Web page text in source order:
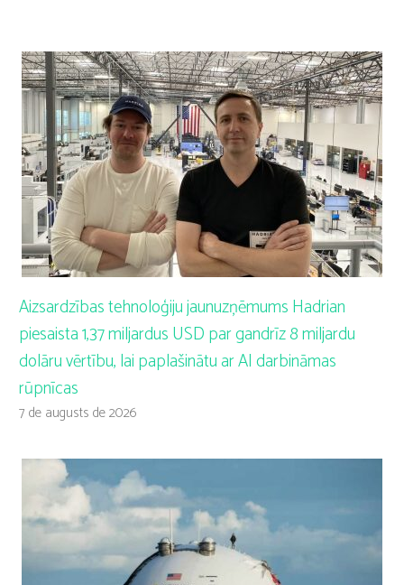
Aizsardzības tehnoloģiju jaunuzņēmums Hadrian
piesaista 1,37 miljardus USD par gandrīz 8 miljardu
dolāru vērtību, lai paplašinātu ar AI darbināmas
rūpnīcas
7 de augusts de 2026